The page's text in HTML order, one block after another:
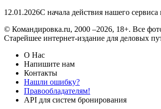
12.01.2026С начала действия нашего
© Командировка.ru, 2000 –2026, 18+. Все
Старейшее интернет-издание для деловых
О Нас
Напишите нам
Контакты
Нашли ошибку?
Правообладателям!
API для систем бронирования